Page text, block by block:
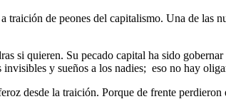
de peones del capitalismo. Una de las
si quieren. Su pecado capital ha sido
y sueños a los nadies; eso no hay
desde la traición. Porque de frente perdieron